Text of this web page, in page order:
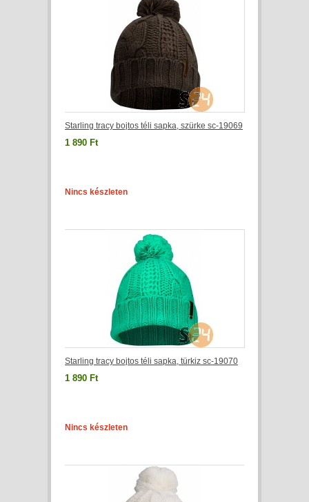
Starling tracy bojtos téli sapka, szürke sc-19069
1 890 Ft
Nincs készleten
Starling tracy bojtos téli sapka, türkiz sc-19070
1 890 Ft
Nincs készleten